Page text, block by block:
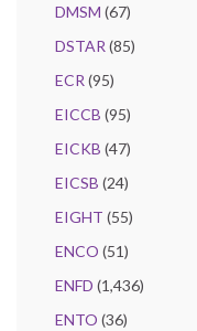
DMSM (67)
DSTAR (85)
ECR (95)
EICCB (95)
EICKB (47)
EICSB (24)
EIGHT (55)
ENCO (51)
ENFD (1,436)
ENTO (36)